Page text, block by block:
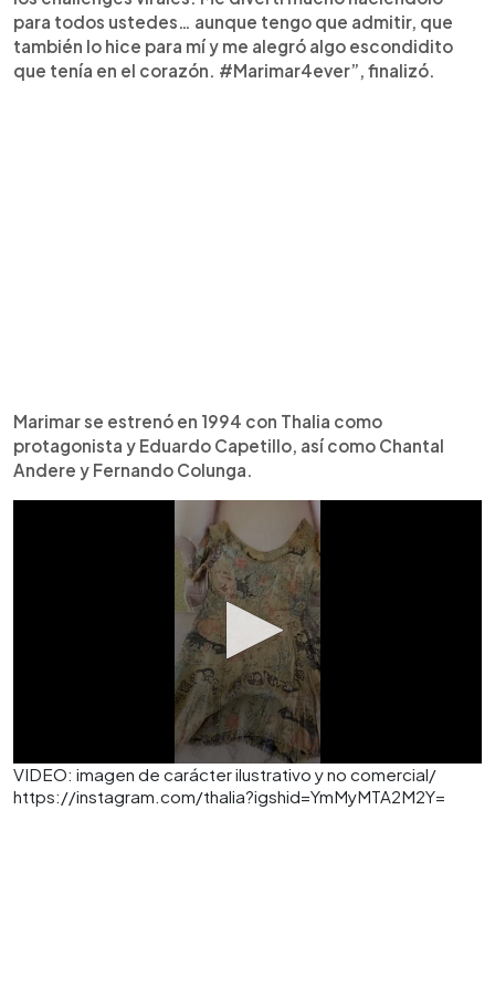
para todos ustedes… aunque tengo que admitir, que
también lo hice para mí y me alegró algo escondidito
que tenía en el corazón. #Marimar4ever”, finalizó.
Marimar se estrenó en 1994 con Thalia como
protagonista y Eduardo Capetillo, así como Chantal
Andere y Fernando Colunga.
VIDEO: imagen de carácter ilustrativo y no comercial/
https://instagram.com/thalia?igshid=YmMyMTA2M2Y=